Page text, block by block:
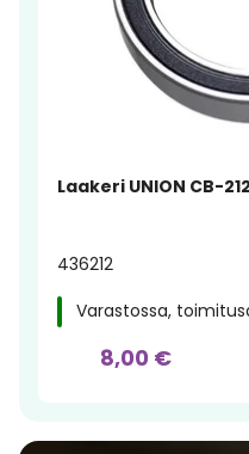
Laakeri UNION CB-
436212
Varastossa,
8,00 €